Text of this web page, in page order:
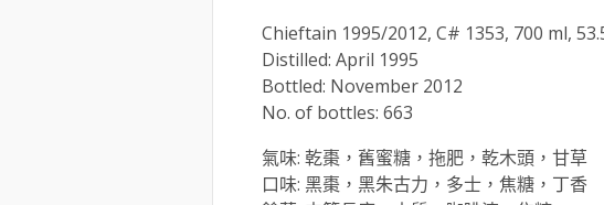
Chieftain 1995/2012, C# 1353, 700 ml,
Distilled: April 1995
Bottled: November 2012
No. of bottles: 663
氣味: 乾棗，舊蜜糖，拖肥，乾木頭，甘草
口味: 黑棗，黑朱古力，多士，焦糖，丁香